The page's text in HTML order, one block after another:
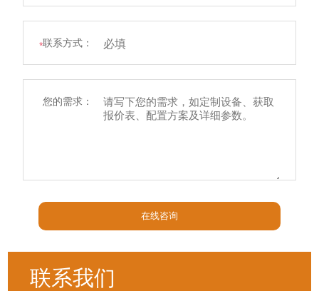
*联系方式：
您的需求：
在线咨询
联系我们